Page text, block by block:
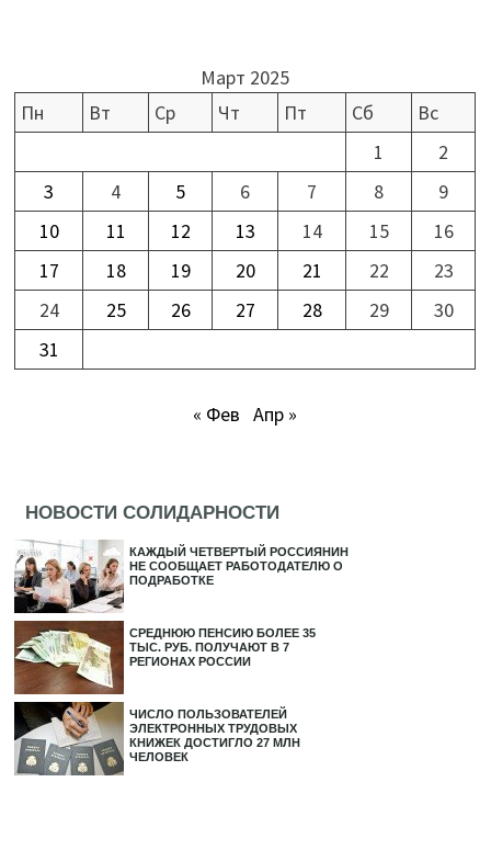
Март 2025
Пн
Вт Ср Чт Пт Сб
Вс
1
2
3
4 5 6 7 8
9
10
11 12 13 14 15
16
17
18 19 20 21 22
23
24
25 26 27 28 29
30
31
« Фев Апр »
НОВОСТИ СОЛИДАРНОСТИ
КАЖДЫЙ ЧЕТВЕРТЫЙ РОССИЯНИН
НЕ СООБЩАЕТ РАБОТОДАТЕЛЮ О
ПОДРАБОТКЕ
СРЕДНЮЮ ПЕНСИЮ БОЛЕЕ 35
ТЫС. РУБ. ПОЛУЧАЮТ В 7
РЕГИОНАХ РОССИИ
ЧИСЛО ПОЛЬЗОВАТЕЛЕЙ
ЭЛЕКТРОННЫХ ТРУДОВЫХ
КНИЖЕК ДОСТИГЛО 27 МЛН
ЧЕЛОВЕК